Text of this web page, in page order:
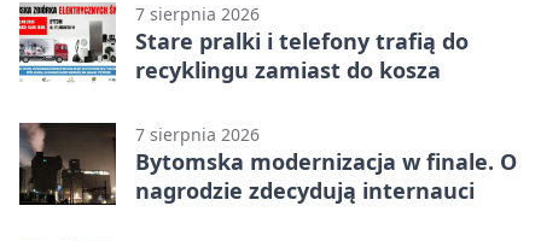
7 sierpnia 2026
Stare pralki i telefony trafią do
recyklingu zamiast do kosza
7 sierpnia 2026
Bytomska modernizacja w finale. O
nagrodzie zdecydują internauci